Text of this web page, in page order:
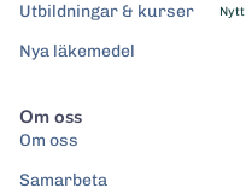
Utbildningar & kurser
Nytt
Nya läkemedel
Om oss
Om oss
Samarbeta